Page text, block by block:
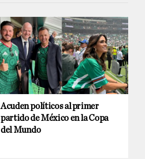
Acuden políticos al primer
partido de México en la Copa
del Mundo